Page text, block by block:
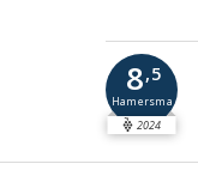
8,5
Hamersma
2024